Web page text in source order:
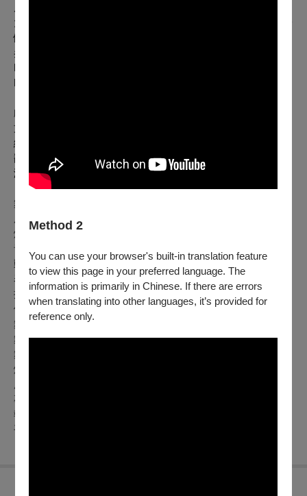
Method 2
You can use your browser's built-in translation feature
to view this page in your preferred language. The
information is primarily in Chinese. If there are errors
when translating into other languages, it’s provided for
reference only.
大杉栄、Karel Čapek 卡雷爾·恰佩克、Josef Čapek 約瑟夫·恰
佩克、黃天海（孤魂）、陳崁、王詩琅等
參考譯版：
Paul Selver、北村喜八、新居格、黃天海（孤魂）、杨乐云、
Peter Majer and Cathy Porter、耿一偉等
戲劇顧問：石婉舜、李憶銖、劉宥均
文獻研究：張晏菖
編導：吳暋泓
翻譯：劉宥均、吳暋泓、演員全體
演
員暨文本發展：林禹緒、陳懷駿、蕭靜惠、陳韋龍、童謹利
（依上場順序）
舞台設計：趙鈺涵
服裝設計：趙天誠
燈光設計：林秉昕
音樂設計：千刃音樂工作室
動作指導：黃程尉
表演指導、音響執行：陳顥仁
排演助理、舞台執行：李妍慧
候補演員：陳韋龍
舞台監督：李佳璘
舞台技術統籌：林惠兒
舞台技術人員：王薏涵、許綵汝
燈光技術人員：賴玉婕、陳曼芙、李佩蓉
專案製作人：蔡欣穎
執行製作：王薏涵
平面設計：Wendy Huang